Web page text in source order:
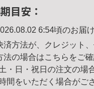
目安：
6:54頃のお届
済方法が、クレジット
法の場合はこちら をご
・日・祝日の注文の場
間をいただく場合がご